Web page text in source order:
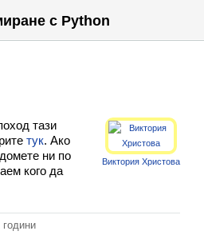
с Python
Виктория Христова
тази
тук. Ако
ни по
кого да